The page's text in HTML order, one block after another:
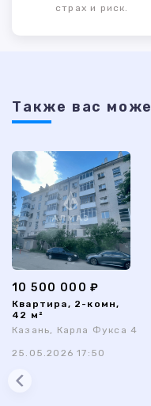
страх и риск.
Также ваc
10 500 000 ₽
Квартира, 2-комн,
42 м²
Казань, Карла Фукса 4
25.05.2026 17:50